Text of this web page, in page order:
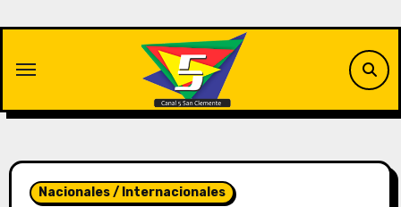
contenido
Nacionales / Internacionales